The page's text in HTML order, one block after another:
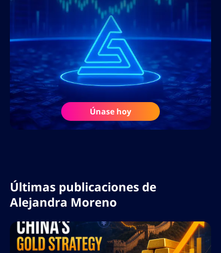
Únase hoy
Últimas publicaciones de
Alejandra Moreno